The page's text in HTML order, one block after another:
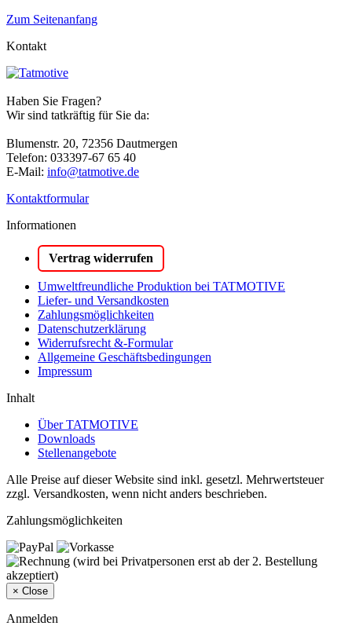
Zum Seitenanfang
Kontakt
Haben Sie Fragen?
Wir sind tatkräftig für Sie da:
Blumenstr. 20, 72356 Dautmergen
Telefon: 033397-67 65 40
E-Mail: info@tatmotive.de
Kontaktformular
Informationen
Vertrag widerrufen
Umweltfreundliche Produktion bei TATMOTIVE
Liefer- und Versandkosten
Zahlungsmöglichkeiten
Datenschutzerklärung
Widerrufsrecht &-Formular
Allgemeine Geschäftsbedingungen
Impressum
Inhalt
Über TATMOTIVE
Downloads
Stellenangebote
Alle Preise auf dieser Website sind inkl. gesetzl. Mehrwertsteuer
zzgl. Versandkosten, wenn nicht anders beschrieben.
Zahlungsmöglichkeiten
× Close
Anmelden